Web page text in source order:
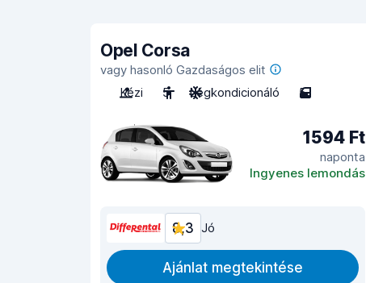
Opel Corsa
vagy hasonló Gazdaságos elit
Kézi
5 Légkondicionáló 5
1594 Ft
naponta
Ingyenes lemondás
8,3 Jó
Ajánlat megtekintése